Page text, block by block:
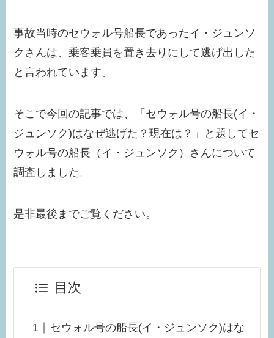
事故当時のセウォル号船長であったイ・ジュンソ
クさんは、乗客乗員を置き去りにして逃げ出した
と言われています。
そこで今回の記事では、「セウォル号の船長(イ・
ジュンソク)はなぜ逃げた？現在は？」と題してセ
ウォル号の船長（イ・ジュンソク）さんについて
調査しました。
是非最後までご覧ください。
目次
セウォル号の船長(イ・ジュンソク)はな